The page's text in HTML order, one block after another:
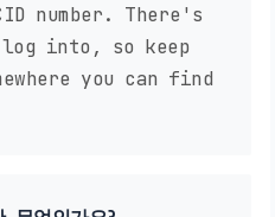
number. There's
into, so keep
you can find